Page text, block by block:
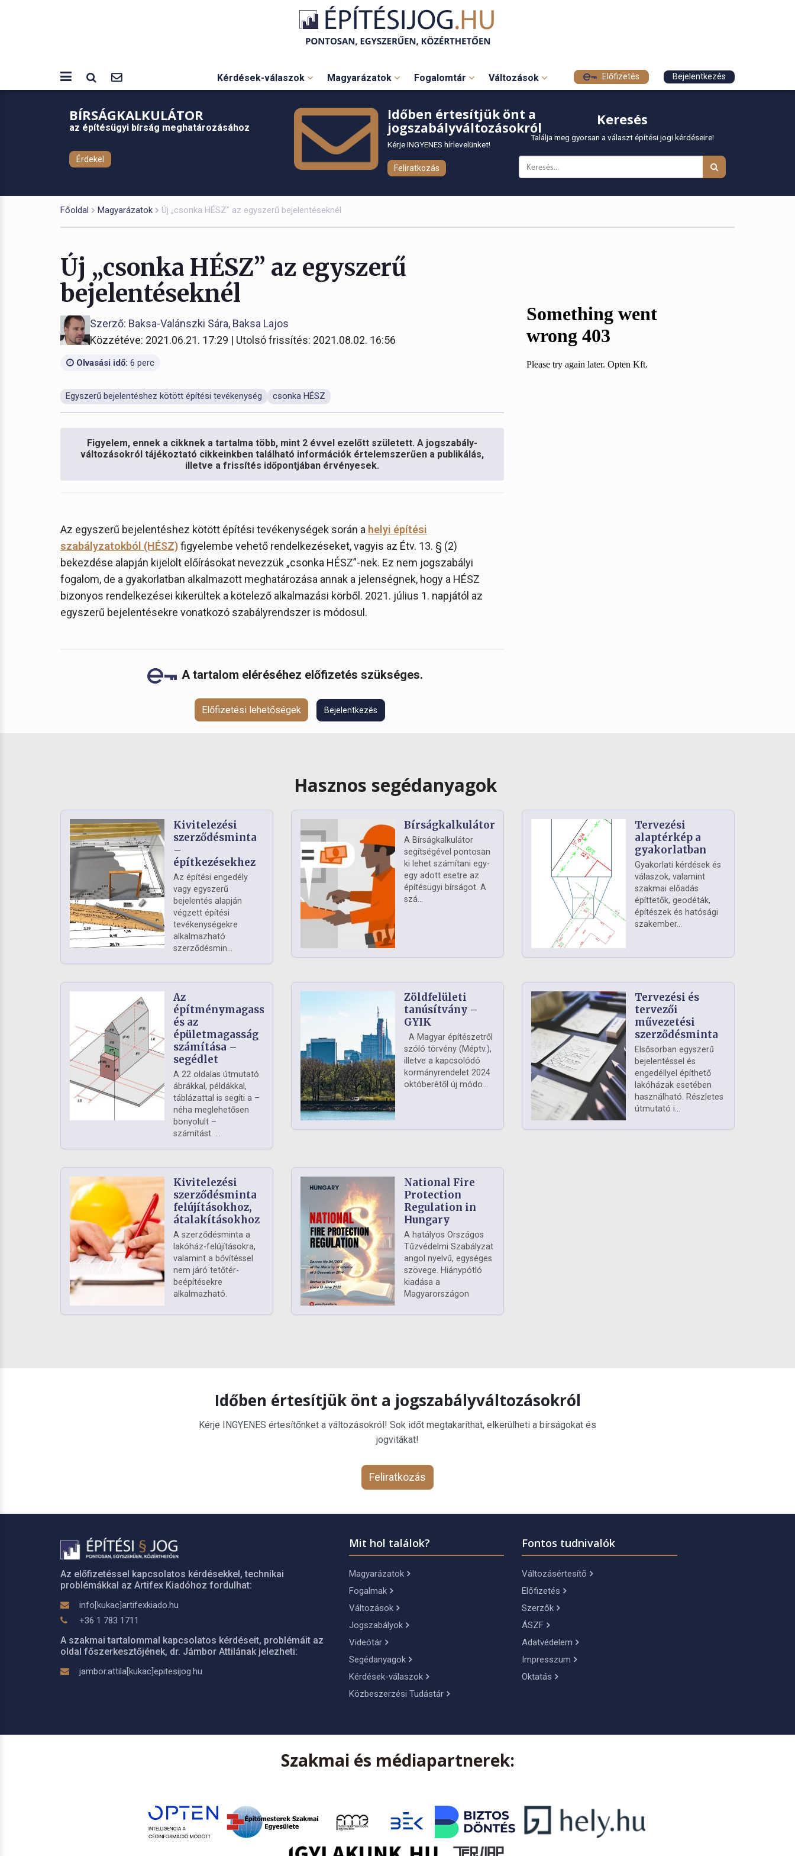
Kérdések-válaszok Magyarázatok Fogalomtár Változások Előfizetés Bejelentkezés
BÍRSÁGKALKULÁTOR
az építésügyi bírság meghatározásához
Érdekel
Időben értesítjük önt a
jogszabályváltozásokról
Kérje INGYENES hírlevelünket!
Feliratkozás
Keresés
Találja meg gyorsan a választ építési jogi kérdéseire!
Főoldal Magyarázatok Új „csonka HÉSZ” az egyszerű bejelentéseknél
Új „csonka HÉSZ” az egyszerű
bejelentéseknél
Szerző: Baksa-Valánszki Sára, Baksa Lajos
Közzétéve: 2021.06.21. 17:29 | Utolsó frissítés: 2021.08.02. 16:56
Olvasási idő: 6 perc
Egyszerű bejelentéshez kötött építési tevékenység csonka HÉSZ
Figyelem, ennek a cikknek a tartalma több, mint 2 évvel ezelőtt született. A jogszabály-
változásokról tájékoztató cikkeinkben található információk értelemszerűen a publikálás,
illetve a frissítés időpontjában érvényesek.
Az egyszerű bejelentéshez kötött építési tevékenységek során a helyi építési
szabályzatokból (HÉSZ)figyelembe vehető rendelkezéseket, vagyis az Étv. 13. § (2)
bekezdése alapján kijelölt előírásokat nevezzük „csonka HÉSZ”-nek. Ez nem jogszabályi
fogalom, de a gyakorlatban alkalmazott meghatározása annak a jelenségnek, hogy a HÉSZ
bizonyos rendelkezései kikerültek a kötelező alkalmazási körből. 2021. július 1. napjától az
egyszerű bejelentésekre vonatkozó szabályrendszer is módosul.
A tartalom eléréséhez előfizetés szükséges.
Előfizetési lehetőségek Bejelentkezés
Hasznos segédanyagok
Kivitelezési
szerződésminta
–
építkezésekhez
Az építési engedély
vagy egyszerű
bejelentés alapján
végzett építési
tevékenységekre
alkalmazható
szerződésmin...
Bírságkalkulátor
A Bírságkalkulátor
segítségével pontosan
ki lehet számítani egy-
egy adott esetre az
építésügyi bírságot. A
szá...
Tervezési
alaptérkép a
gyakorlatban
Gyakorlati kérdések és
válaszok, valamint
szakmai előadás
építtetők, geodéták,
építészek és hatósági
szakember...
Az
építménymagasság
és az
épületmagasság
számítása –
segédlet
A 22 oldalas útmutató
ábrákkal, példákkal,
táblázattal is segíti a –
néha meglehetősen
bonyolult –
számítást. ...
Zöldfelületi
tanúsítvány –
GYIK
A Magyar építészetről
szóló törvény (Méptv.),
illetve a kapcsolódó
kormányrendelet 2024
októberétől új módo...
Tervezési és
tervezői
művezetési
szerződésminta
Elsősorban egyszerű
bejelentéssel és
engedéllyel építhető
lakóházak esetében
használható. Részletes
útmutató i...
Kivitelezési
szerződésminta
felújításokhoz,
átalakításokhoz
A szerződésminta a
lakóház-felújításokra,
valamint a bővítéssel
nem járó tetőtér-
beépítésekre
alkalmazható.
National Fire
Protection
Regulation in
Hungary
A hatályos Országos
Tűzvédelmi Szabályzat
angol nyelvű, egységes
szövege. Hiánypótló
kiadása a
Magyarországon
Időben értesítjük önt a jogszabályváltozásokról
Kérje INGYENES értesítőnket a változásokról! Sok időt megtakaríthat, elkerülheti a bírságokat és
jogvitákat!
Feliratkozás
Az előfizetéssel kapcsolatos kérdésekkel, technikai
problémákkal az Artifex Kiadóhoz fordulhat:
info[kukac]artifexkiado.hu
+36 1 783 1711
A szakmai tartalommal kapcsolatos kérdéseit, problémáit az
oldal főszerkesztőjének, dr. Jámbor Attilának jelezheti:
jambor.attila[kukac]epitesijog.hu
Mit hol találok?
Magyarázatok
Fogalmak
Változások
Jogszabályok
Videótár
Segédanyagok
Kérdések-válaszok
Közbeszerzési Tudástár
Fontos tudnivalók
Változásértesítő
Előfizetés
Szerzők
ÁSZF
Adatvédelem
Impresszum
Oktatás
Szakmai és médiapartnerek: